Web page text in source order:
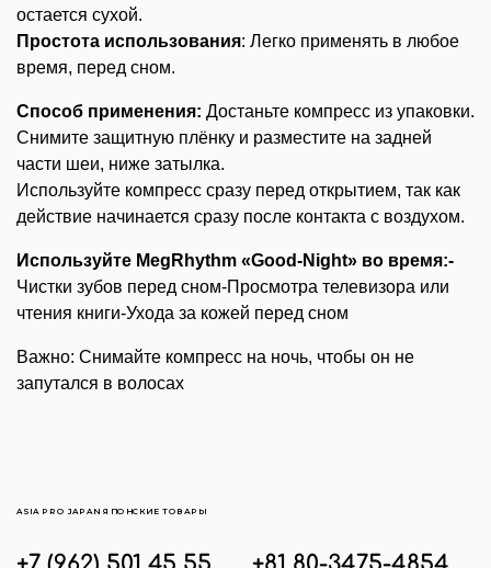
остается сухой.
Простота использования: Легко применять в любое
время, перед сном.
Способ применения: Достаньте компресс из упаковки.
Снимите защитную плёнку и разместите на задней
части шеи, ниже затылка.
Используйте компресс сразу перед открытием, так как
действие начинается сразу после контакта с воздухом.
Используйте MegRhythm «Good-Night» во время:-
Чистки зубов перед сном-Просмотра телевизора или
чтения книги-Ухода за кожей перед сном
Важно: Снимайте компресс на ночь, чтобы он не
запутался в волосах
ASIA PRO JAPAN ЯПОНСКИЕ ТОВАРЫ